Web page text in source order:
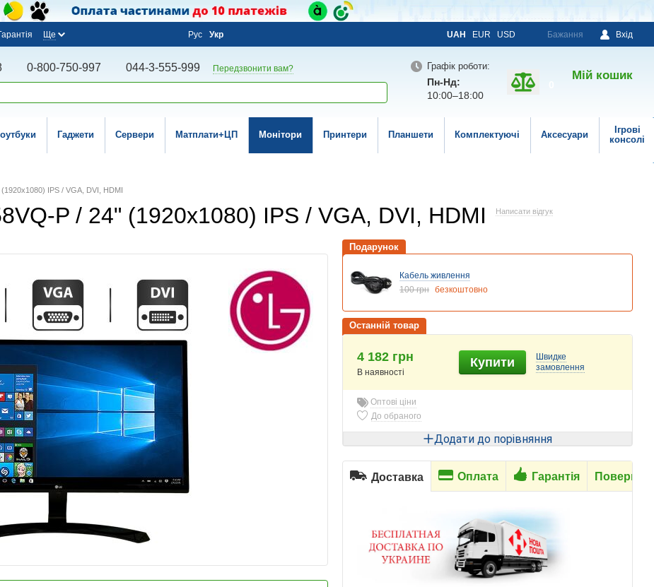
Ще Рус Укр UAH EUR USD Бажання Вхід
0-800-750-997 044-3-555-999 Передзвонити вам? Графік роботи:
Пн-Нд:
10:00–18:00
Мій кошик
Гаджети Сервери Матплати+ЦП Монітори Принтери Планшети Комплектуючі Аксесуари
Ігрові
консолі
IPS / VGA, DVI, HDMI
P / 24" (1920x1080) IPS / VGA, DVI, HDMI Написати відгук
Подарунок
Кабель живлення
100 грн безкоштовно
4 182 грн
В наявності
Купити
Швидке
замовлення
Оптові ціни
До обраного
Останній товар
Додати до порівняння
Доставка Оплата Гарантія